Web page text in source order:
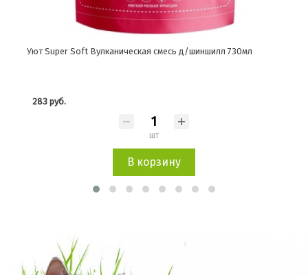
Уют Super Soft Вулканическая смесь д/шиншилл 730мл
283 руб.
шт
В корзину